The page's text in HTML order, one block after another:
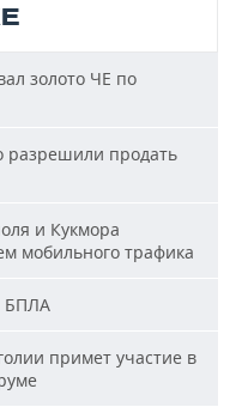
золото ЧЕ по
разрешили продать
и Кукмора
мобильного трафика
БПЛА
примет участие в